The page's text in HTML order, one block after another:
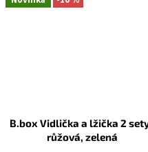
B.box Vidlička a lžička 2
růžová, zelená